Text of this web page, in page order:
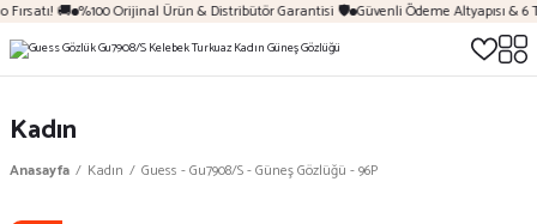
🚚 %100 Orijinal Ürün & Distribütör Garantisi 🛡️ Güvenli Ödeme Altyapısı & 6
Kadın
Anasayfa Kadın Guess - Gu7908/S - Güneş Gözlüğü - 96P